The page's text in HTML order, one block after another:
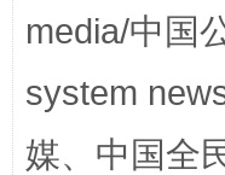
国家大学科技
media/中国
system
媒、中国全